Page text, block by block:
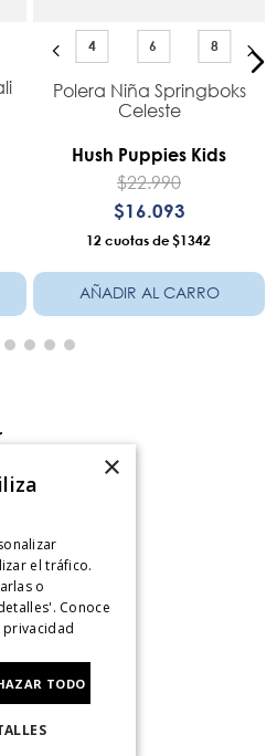
4 6 8
Polera Niña Springboks
Celeste
Hush Puppies Kids
$22.990
$16.093
12 $1342
AÑADIR AL CARRO
×
el tráfico.
o
Conoce
privacidad
TODO